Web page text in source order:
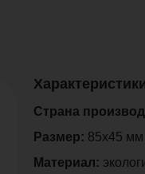
Страна
Размер: 85х45 мм
Материал: